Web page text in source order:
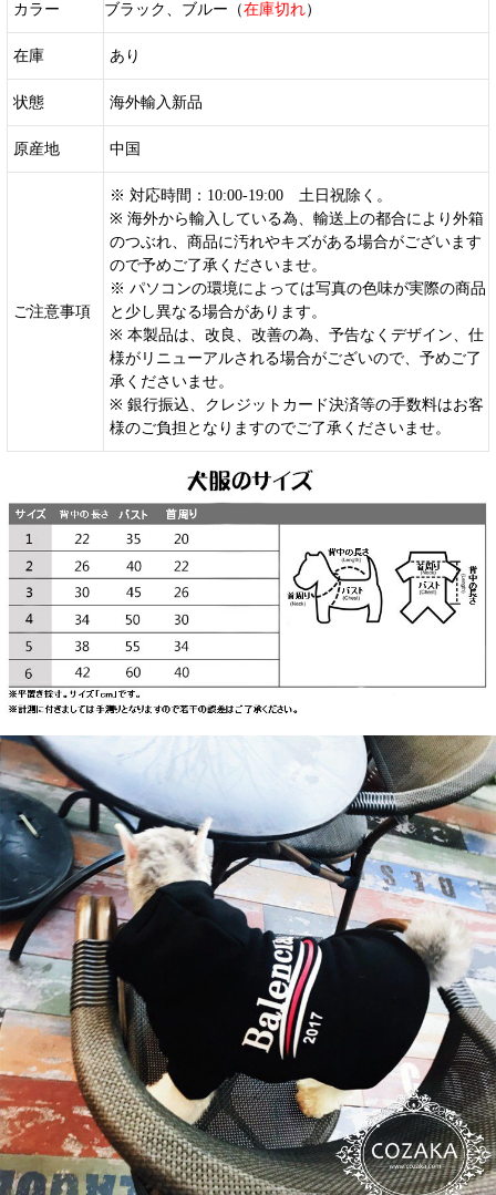
カラー ブラック、ブルー（在庫切れ）
在庫 あり
状態 海外輸入新品
原産地 中国
ご注意事項
※ 対応時間：10:00-19:00 土日祝除く。
※ 海外から輸入している為、輸送上の都合により外箱
のつぶれ、商品に汚れやキズがある場合がございます
ので予めご了承くださいませ。
※ パソコンの環境によっては写真の色味が実際の商品
と少し異なる場合があります。
※ 本製品は、改良、改善の為、予告なくデザイン、仕
様がリニューアルされる場合がございので、予めご了
承くださいませ。
※ 銀行振込、クレジットカード決済等の手数料はお客
様のご負担となりますのでご了承くださいませ。